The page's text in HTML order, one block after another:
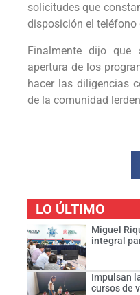
solicitudes que
disposición el teléfono
Finalmente dijo
apertura de los
hacer las diligencias
de la comunidad
LO ÚLTIMO
Miguel
integral
Impulsan
cursos de